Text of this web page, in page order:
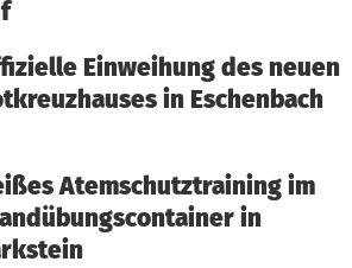
Einweihung des neuen
in Eschenbach
Atemschutztraining im
in